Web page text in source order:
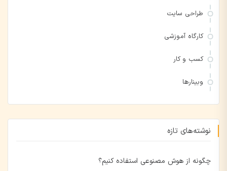
طراحی سایت
کارگاه آموزشی
کسب و کار
وبینارها
نوشته‌های تازه
چگونه از هوش مصنوعی استفاده کنیم؟